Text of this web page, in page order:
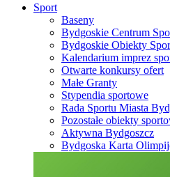
Sport
Baseny
Bydgoskie Centrum
Bydgoskie Obiekty
Kalendarium imprez
Otwarte konkursy ofert
Małe Granty
Stypendia sportowe
Rada Sportu Miasta
Pozostałe obiekty
Aktywna Bydgoszcz
Bydgoska Karta